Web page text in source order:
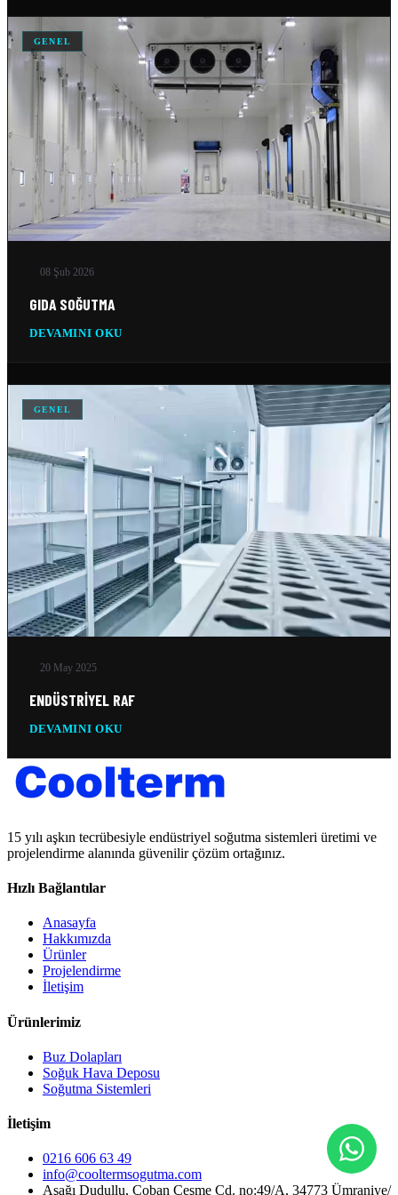
SILO SOĞUTMA SOĞUTMA SISTEMLERI
10 Şub 2026
BUZ FABRIKASI SOĞUTMA SISTEMLERI
10 Şub 2026
MEŞRUBAT DEPOSU SOĞUTMA SISTEMLERI
10 Şub 2026
GENEL
08 Şub 2026
GIDA SOĞUTMA
DEVAMINI OKU
GENEL
20 May 2025
ENDÜSTRIYEL RAF
DEVAMINI OKU
15 yılı aşkın tecrübesiyle endüstriyel soğutma sistemleri üretimi ve
projelendirme alanında güvenilir çözüm ortağınız.
Hızlı Bağlantılar
Anasayfa
Hakkımızda
Ürünler
Projelendirme
İletişim
Ürünlerimiz
Buz Dolapları
Soğuk Hava Deposu
Soğutma Sistemleri
İletişim
0216 606 63 49
info@cooltermsogutma.com
Aşağı Dudullu, Çoban Çeşme Cd. no:49/A, 34773 Ümraniye/